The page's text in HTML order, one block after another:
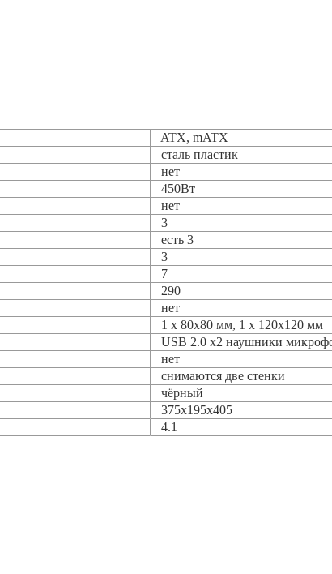
ATX, mATX
сталь пластик
нет
450Вт
нет
3
есть 3
3
7
290
нет
1 x 80x80 мм, 1 x 120x120 мм
USB 2.0 x2 наушники
нет
снимаются две стенки
чёрный
375x195x405
4.1